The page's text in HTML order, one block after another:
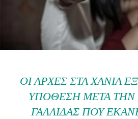
ΟΙ ΑΡΧΈΣ ΣΤΑ ΧΑΝΙΆ
ΥΠΌΘΕΣΗ ΜΕΤΆ ΤΗΝ
ΓΑΛΛΊΔΑΣ ΠΟΥ